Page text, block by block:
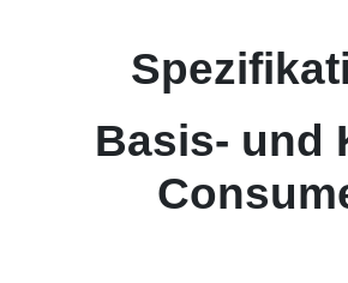
Basis- und